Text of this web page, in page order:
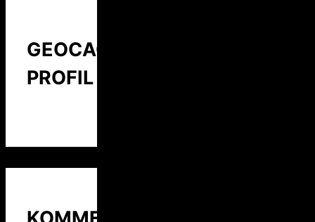
GEOCACHING
PROFIL